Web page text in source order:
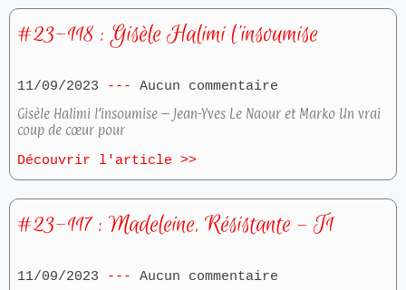
#23-118 : Gisèle Halimi l’insoumise
11/09/2023
Aucun commentaire
Gisèle Halimi l’insoumise – Jean-Yves Le Naour et Marko Un vrai
coup de cœur pour
Découvrir l'article >>
#23-117 : Madeleine, Résistante – T1
11/09/2023
Aucun commentaire